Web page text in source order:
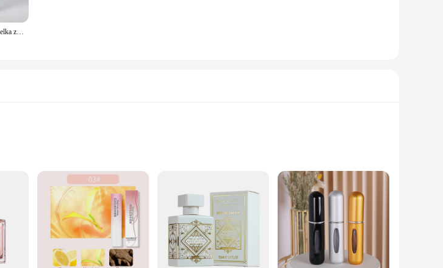
30/50ML szkło perfum butelka z rozpylaczem przenośne przezroczyste kosmetyki rozpylacz perfum o dużej pojemności puste butelki wielokrotnego napełniania
Designed to complement any decor, these diffusers come in a variety of sizes, ensuring you find the
environment, creating a serene and inviting atmosphere. Whether you're looking to enhance your home,